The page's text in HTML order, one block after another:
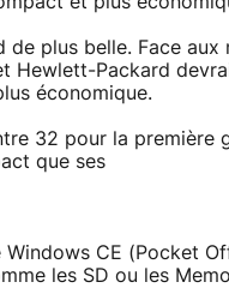
plus belle. Face
Hewlett-Packard
économique.
32 pour la première
que ses
CE (Pocket
les SD ou les